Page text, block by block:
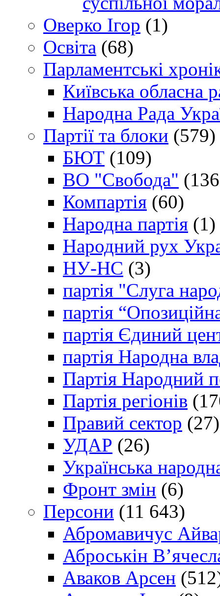
Оверко Ігор (1)
Освіта (68)
Парламентські
Київська обласна
Народна Рада
Партії та блоки (579)
БЮТ (109)
ВО "Свобода"
Компартія (60)
Народна партія (1)
Народний рух
НУ-НС (3)
партія "Слуга
партія
партія Єдиний
партія Народна
Партія Народний
Партія регіонів
Правий сектор (27)
УДАР (26)
Українська
Фронт змін (6)
Персони (11 643)
Абромавичус
Аброськін
Аваков Арсен